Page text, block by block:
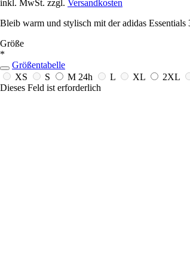
inkl. MwSt. zzgl. Versandkosten
Bleib warm und stylisch mit der adidas
Größe
*
Größentabelle
XS
S M 24h L XL 2XL
Dieses Feld ist erforderlich